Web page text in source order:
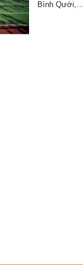
Bình